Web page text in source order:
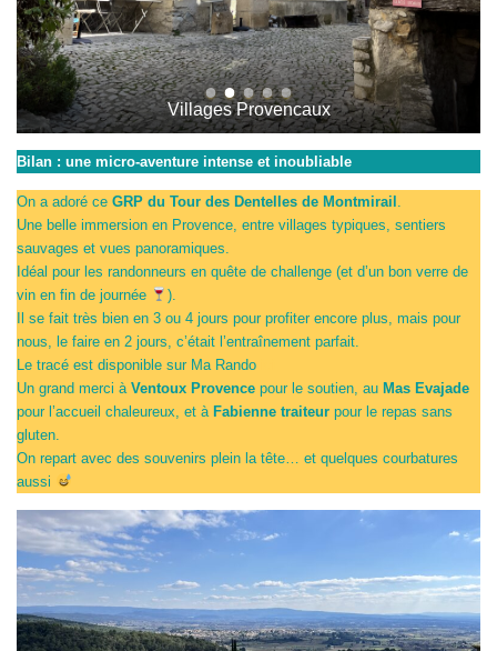
Beaume de Venise
Bilan : une micro-aventure intense et inoubliable
On a adoré ce GRP du Tour des Dentelles de Montmirail
Une belle immersion en Provence, entre villages typiques, sentiers
sauvages et vues panoramiques.
Idéal pour les randonneurs en quête de challenge (et d’un bon verre de
vin en fin de journée
).
Il se fait très bien en 3 ou 4 jours pour profiter encore plus, mais pour
nous, le faire en 2 jours, c’était l’entraînement parfait.
Le tracé est disponible sur Ma Rando
Un grand merci à Ventoux Provence pour le soutien, au Mas Evajade
pour l’accueil chaleureux, et à Fabienne traiteur pour le repas sans
gluten.
On repart avec des souvenirs plein la tête… et quelques courbatures
aussi